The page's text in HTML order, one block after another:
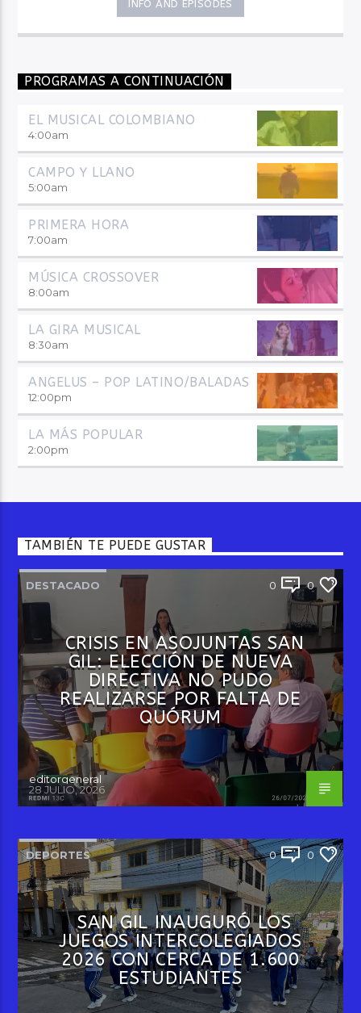
INFO AND EPISODES
PROGRAMAS A CONTINUACIÓN
EL MUSICAL COLOMBIANO
4:00am
CAMPO Y LLANO
5:00am
PRIMERA HORA
7:00am
MÚSICA CROSSOVER
8:00am
LA GIRA MUSICAL
8:30am
ANGELUS – POP LATINO/BALADAS
12:00pm
LA MÁS POPULAR
2:00pm
TAMBIÉN TE PUEDE GUSTAR
DESTACADO 0 0
CRISIS EN ASOJUNTAS SAN
GIL: ELECCIÓN DE NUEVA
DIRECTIVA NO PUDO
REALIZARSE POR FALTA DE
QUÓRUM
editorgeneral
28 JULIO, 2026
DEPORTES 0 0
SAN GIL INAUGURÓ LOS
JUEGOS INTERCOLEGIADOS
2026 CON CERCA DE 1.600
ESTUDIANTES